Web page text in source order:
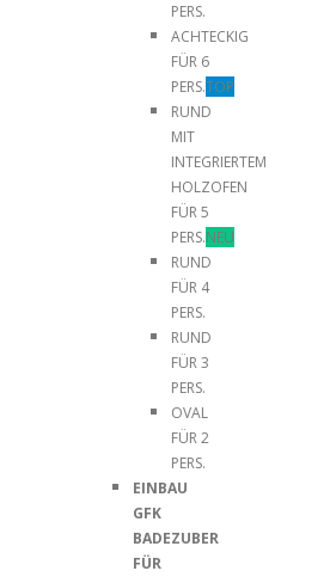
PERS.
ACHTECKIG
FÜR 6
PERS.TOP
RUND
MIT
INTEGRIERTEM
HOLZOFEN
FÜR 5
PERS.NEU
RUND
FÜR 4
PERS.
RUND
FÜR 3
PERS.
OVAL
FÜR 2
PERS.
EINBAU
GFK
BADEZUBER
FÜR